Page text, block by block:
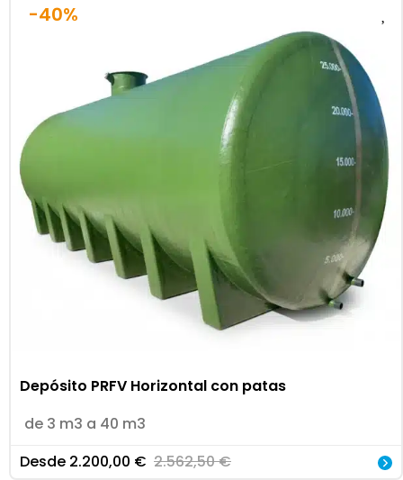
-40%
Depósito PRFV Horizontal con patas
de 3 m3 a 40 m3
Desde 2.200,00 € 2.562,50€